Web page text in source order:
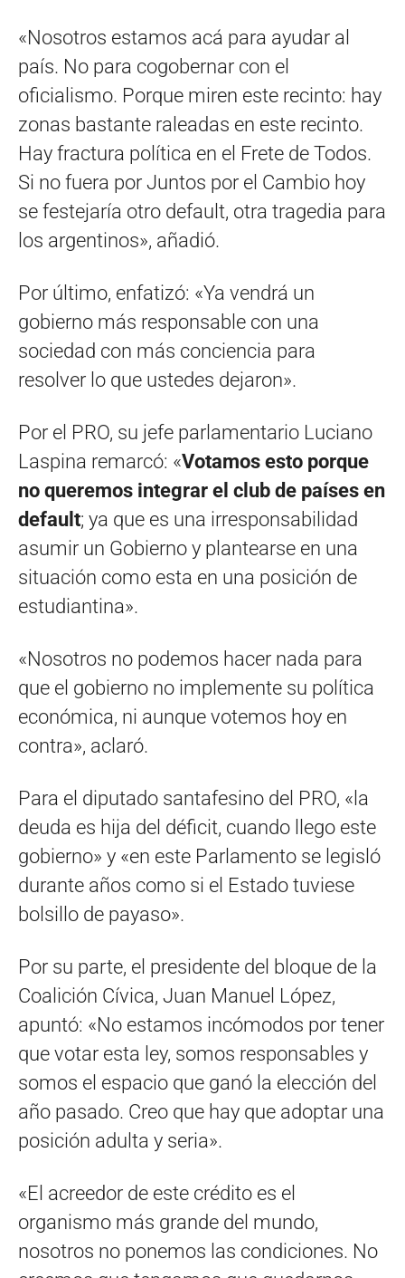
«Nosotros estamos acá para ayudar al
país. No para cogobernar con el
oficialismo. Porque miren este recinto: hay
zonas bastante raleadas en este recinto.
Hay fractura política en el Frete de Todos.
Si no fuera por Juntos por el Cambio hoy
se festejaría otro default, otra tragedia para
los argentinos», añadió.
Por último, enfatizó: «Ya vendrá un
gobierno más responsable con una
sociedad con más conciencia para
resolver lo que ustedes dejaron».
Por el PRO, su jefe parlamentario Luciano
Laspina remarcó: «Votamos esto porque
no queremos integrar el club de países en
default; ya que es una irresponsabilidad
asumir un Gobierno y plantearse en una
situación como esta en una posición de
estudiantina».
«Nosotros no podemos hacer nada para
que el gobierno no implemente su política
económica, ni aunque votemos hoy en
contra», aclaró.
Para el diputado santafesino del PRO, «la
deuda es hija del déficit, cuando llego este
gobierno» y «en este Parlamento se legisló
durante años como si el Estado tuviese
bolsillo de payaso».
Por su parte, el presidente del bloque de la
Coalición Cívica, Juan Manuel López,
apuntó: «No estamos incómodos por tener
que votar esta ley, somos responsables y
somos el espacio que ganó la elección del
año pasado. Creo que hay que adoptar una
posición adulta y seria».
«El acreedor de este crédito es el
organismo más grande del mundo,
nosotros no ponemos las condiciones. No